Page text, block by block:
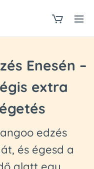
Enesén –
extra
edzés
és égesd a